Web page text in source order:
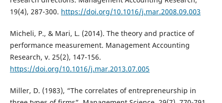
19(4), 287-300. https://doi.org/10.1016/j.mar.2008.09.003
Micheli, P., & Mari, L. (2014). The theory and practice of
performance measurement. Management Accounting
Research, v. 25(2), 147-156.
https://doi.org/10.1016/j.mar.2013.07.005
Miller, D. (1983), “The correlates of entrepreneurship in